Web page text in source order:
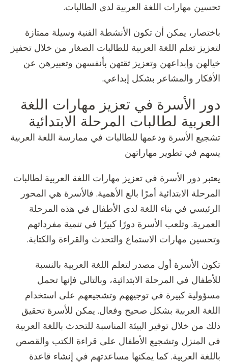
تحسين مهارات اللغة العربية لدى الطالبات.
باختصار، يمكن أن تكون الأنشطة الفنية وسيلة ممتازة
لتعزيز تعلم اللغة العربية للطالبات الصغار من خلال تحفيز
خيالهن وإبداعهن وتعزيز ثقتهن بأنفسهن وتعبيرهن عن
الأفكار والمشاعر بشكل إبداعي.
دور الأسرة في تعزيز مهارات اللغة
العربية لطالبات المرحلة الابتدائية
تشجيع الأسرة ودعمها للطالبات في ممارسة اللغة العربية
يسهم في تطوير مهاراتهن
يعتبر دور الأسرة في تعزيز مهارات اللغة العربية لطالبات
المرحلة الابتدائية أمرًا بالغ الأهمية. فالأسرة هي المحور
الرئيسي في بناء اللغة لدى الأطفال في هذه المرحلة
العمرية. وتلعب الأسرة دورًا كبيرًا في تنمية مفرداتهم
وتحسين مهارات الاستماع والتحدث والقراءة والكتابة.
تكون الأسرة أول مصدر لتعلم اللغة العربية بالنسبة
للأطفال في المرحلة الابتدائية، وبالتالي فإنها تحمل
مسؤولية كبيرة في توجيههم وتشجيعهم على استخدام
اللغة العربية بشكل صحيح وفعال. يمكن للأسرة تحقيق
ذلك من خلال توفير البيئة المناسبة للتحدث باللغة العربية
في المنزل وتشجيع الأطفال على قراءة الكتب والقصص
باللغة العربية. كما يمكنها مساعدتهم في إنشاء قاعدة